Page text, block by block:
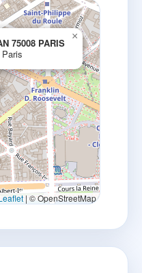
75008 PARIS
×
| © OpenStreetMap